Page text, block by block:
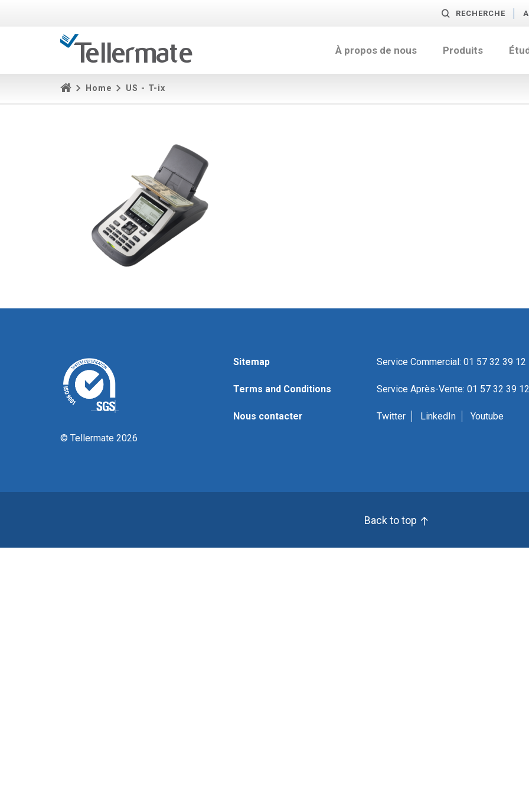
RECHERCHE
À propos de nous Produits
Home US - T-ix
© Tellermate 2026
Sitemap
Terms and Conditions
Nous contacter
Service Commercial: 01 57 32 39 12
Service Après-Vente: 01 57 32 39
Twitter LinkedIn Youtube
Back to top